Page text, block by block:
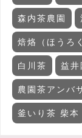
森内茶農園
焙烙（ほうろ
白川茶 益井
農園茶アンバ
釜いり茶 柴本